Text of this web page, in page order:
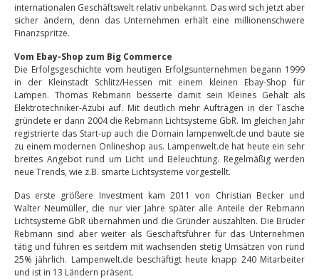
internationalen Geschäftswelt relativ unbekannt. Das wird sich jetzt aber
sicher ändern, denn das Unternehmen erhält eine millionenschwere
Finanzspritze.
Vom Ebay-Shop zum Big Commerce
Die Erfolgsgeschichte vom heutigen Erfolgsunternehmen begann 1999
in der Kleinstadt Schlitz/Hessen mit einem kleinen Ebay-Shop für
Lampen. Thomas Rebmann besserte damit sein Kleines Gehalt als
Elektrotechniker-Azubi auf. Mit deutlich mehr Aufträgen in der Tasche
gründete er dann 2004 die Rebmann Lichtsysteme GbR. Im gleichen Jahr
registrierte das Start-up auch die Domain lampenwelt.de und baute sie
zu einem modernen Onlineshop aus. Lampenwelt.de hat heute ein sehr
breites Angebot rund um Licht und Beleuchtung. Regelmäßig werden
neue Trends, wie z.B. smarte Lichtsysteme vorgestellt.
Das erste größere Investment kam 2011 von Christian Becker und
Walter Neumüller, die nur vier Jahre später alle Anteile der Rebmann
Lichtsysteme GbR übernahmen und die Gründer auszahlten. Die Brüder
Rebmann sind aber weiter als Geschäftsführer für das Unternehmen
tätig und führen es seitdem mit wachsenden stetig Umsätzen von rund
25% jährlich. Lampenwelt.de beschäftigt heute knapp 240 Mitarbeiter
und ist in 13 Ländern präsent.